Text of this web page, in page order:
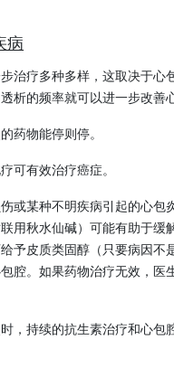
病
治疗多种多样，这取决于心
析的频率就可以进一步改善
药物能停则停。
可有效治疗癌症。
或某种不明疾病引起的心包
用秋水仙碱）可能有助于缓
予皮质类固醇（只要病因不
腔。如果药物治疗无效，医
，持续的抗生素治疗和心包